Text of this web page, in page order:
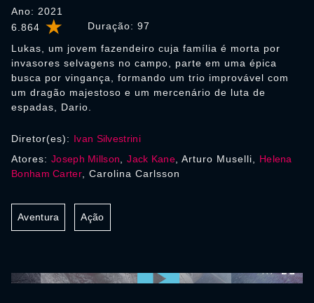
6.864 Duração: 97
Ano: 2021
Lukas, um jovem fazendeiro cuja família é morta por
invasores selvagens no campo, parte em uma épica
busca por vingança, formando um trio improvável com
um dragão majestoso e um mercenário de luta de
espadas, Dario.
Diretor(es): Ivan Silvestrini
Atores: Joseph Millson ,Jack Kane, Arturo Muselli, Helena
Bonham Carter, Carolina Carlsson
Aventura Ação